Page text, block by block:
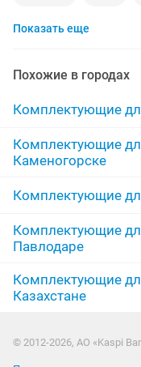
переходник
шнур lenovo
macbook pro vga
Показать еще
Похожие в городах
Комплектующие
Комплектующие
Каменогорске
Комплектующие
Комплектующие
Павлодаре
Комплектующие
Казахстане
© 2012-2026, АО «Kaspi